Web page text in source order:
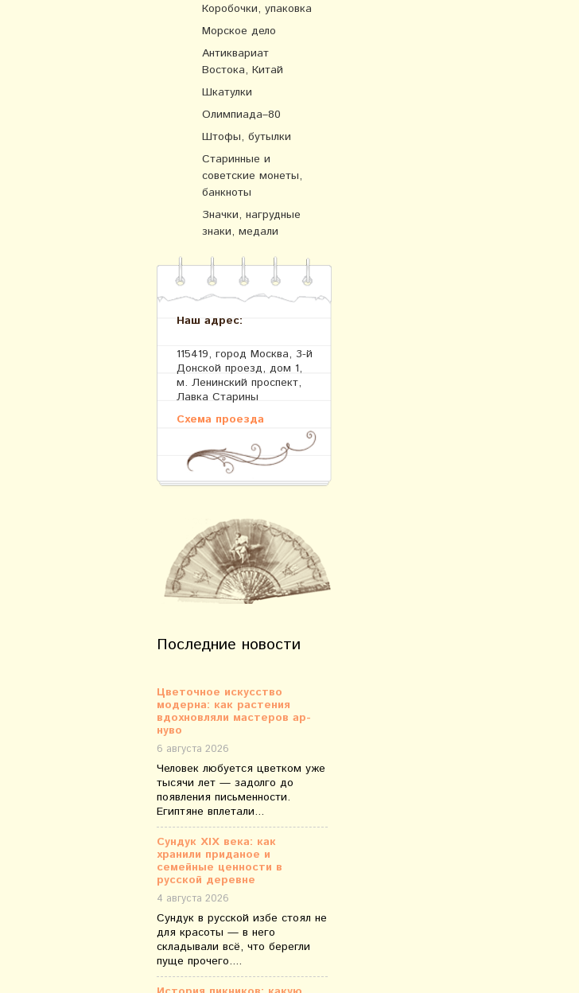
Коробочки, упаковка
Морское дело
Антиквариат
Востока, Китай
Шкатулки
Олимпиада–80
Штофы, бутылки
Старинные и
советские монеты,
банкноты
Значки, нагрудные
знаки, медали
Наш адрес:
115419, город Москва, 3-й
Донской проезд, дом 1,
м. Ленинский проспект,
Лавка Старины
Схема проезда
Последние новости
Цветочное искусство
модерна: как растения
вдохновляли мастеров ар-
нуво
6 августа 2026
Человек любуется цветком уже
тысячи лет — задолго до
появления письменности.
Египтяне вплетали...
Сундук XIX века: как
хранили приданое и
семейные ценности в
русской деревне
4 августа 2026
Сундук в русской избе стоял не
для красоты — в него
складывали всё, что берегли
пуще прочего....